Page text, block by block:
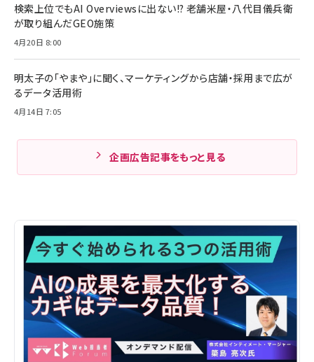
検索上位でもAI Overviewsに出ない!? 老舗米屋・八代目儀兵衛
が取り組んだGEO施策
4月20日 8:00
明太子の「やまや」に聞く、マーケティングから店舗・採用まで広が
るデータ活用術
4月14日 7:05
企画広告記事をもっと見る